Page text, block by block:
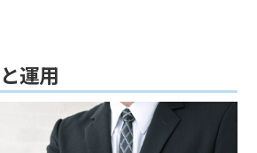
運用